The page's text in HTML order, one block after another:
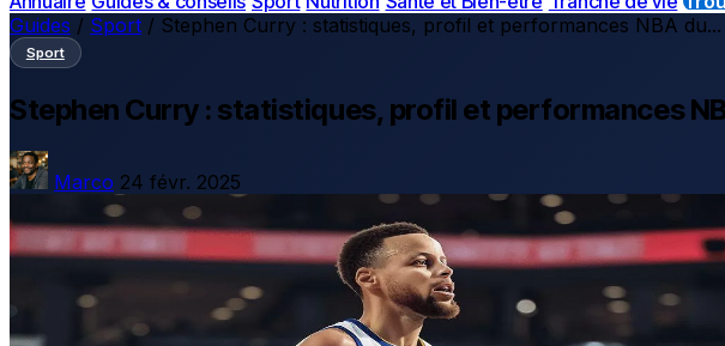
Guides / Sport / Stephen Curry : statistiques, profil et performances NBA du...
Sport
Stephen Curry : statistiques, profil et performances
Marco 24 févr. 2025